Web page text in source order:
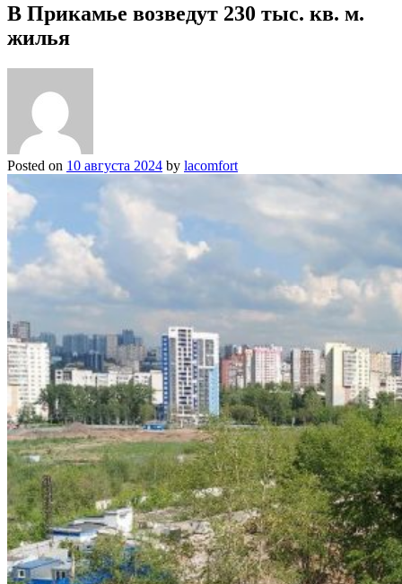
В Прикамье возведут 230 тыс. кв. м.
жилья
Posted on 10 августа 2024 by lacomfort